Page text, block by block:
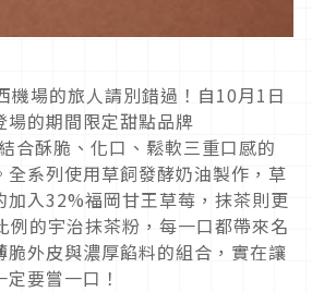
機場的旅人請別錯過！自10月1日
的期間限定甜點品牌
合酥脆、化口、鬆軟三重口感的
全系列使用草飼發酵奶油製作，草
加入32%福岡甘王草莓，抹茶則更
例的宇治抹茶粉，每一口都帶來名
脆外皮與濃厚餡料的組合，實在讓
要嘗一口！